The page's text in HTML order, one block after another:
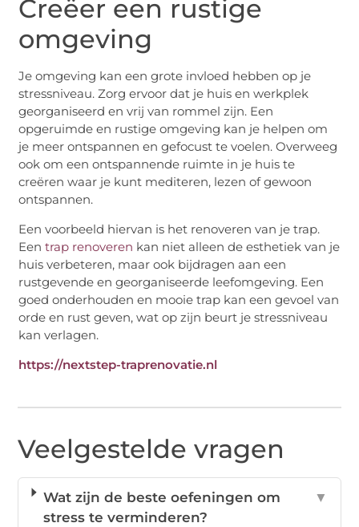
Creëer een rustige
omgeving
Je omgeving kan een grote invloed hebben op je
stressniveau. Zorg ervoor dat je huis en werkplek
georganiseerd en vrij van rommel zijn. Een
opgeruimde en rustige omgeving kan je helpen om
je meer ontspannen en gefocust te voelen. Overweeg
ook om een ontspannende ruimte in je huis te
creëren waar je kunt mediteren, lezen of gewoon
ontspannen.
Een voorbeeld hiervan is het renoveren van je trap.
Eentrap renoveren kan niet alleen de esthetiek van je
huis verbeteren, maar ook bijdragen aan een
rustgevende en georganiseerde leefomgeving. Een
goed onderhouden en mooie trap kan een gevoel van
orde en rust geven, wat op zijn beurt je stressniveau
kan verlagen.
https://nextstep-traprenovatie.nl
Veelgestelde vragen
Wat zijn de beste oefeningen om
stress te verminderen?
▼